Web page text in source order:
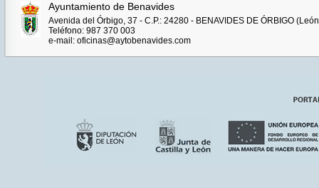
Ayuntamiento de Benavides
Avenida del Órbigo, 37 - C.P.: 24280 - BENAVIDES DE ÓRBIGO
Teléfono: 987 370 003
e-mail: oficinas@aytobenavides.com